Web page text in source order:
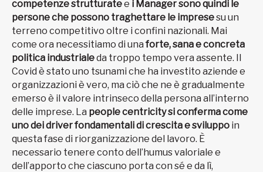
competenze strutturatee i Manager sono quindi le
persone che possono traghettare le impresesu un
terreno competitivo oltre i confini nazionali. Mai
come ora necessitiamo di una forte, sana e concreta
politica industrialeda troppo tempo vera assente. Il
Covid è stato uno tsunami che ha investito aziende e
organizzazioni è vero, ma ciò che ne è gradualmente
emerso è il valore intrinseco della persona all’interno
delle imprese. La people centricity si conferma come
uno dei driver fondamentali di crescita e sviluppo in
questa fase di riorganizzazione del lavoro. È
necessario tenere conto dell’humus valoriale e
dell’apporto che ciascuno porta con sé e da lì,